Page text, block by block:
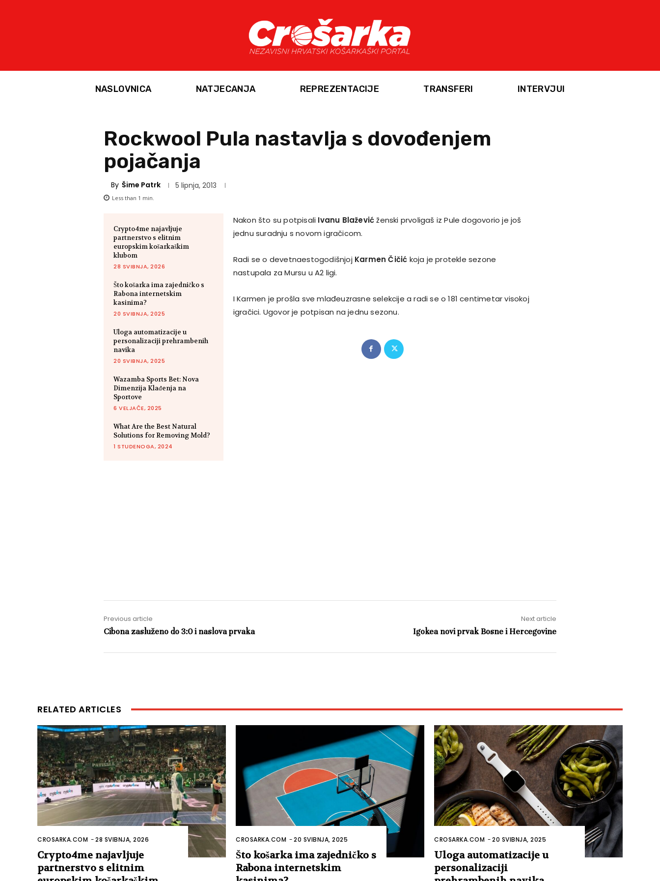
NASLOVNICA NATJECANJA REPREZENTACIJE TRANSFERI INTERVJUI
Rockwool Pula nastavlja s dovođenjem
pojačanja
By Šime Patrk 5 lipnja, 2013
Less than 1 min.
Crypto4me najavljuje
partnerstvo s elitnim
europskim košarkaškim
klubom
28 SVIBNJA, 2026
Što košarka ima zajedničko s
Rabona internetskim
kasinima?
20 SVIBNJA, 2025
Uloga automatizacije u
personalizaciji prehrambenih
navika
20 SVIBNJA, 2025
Wazamba Sports Bet: Nova
Dimenzija Klađenja na
Sportove
6 VELJAČE, 2025
What Are the Best Natural
Solutions for Removing Mold?
1 STUDENOGA, 2024
Nakon što su potpisali Ivanu Blaževićženski prvoligaš iz Pule dogovorio je još
jednu suradnju s novom igračicom.
Radi se o devetnaestogodišnjoj Karmen Čičić koja je protekle sezone
nastupala za Mursu u A2 ligi.
I Karmen je prošla sve mlađeuzrasne selekcije a radi se o 181 centimetar visokoj
igračici. Ugovor je potpisan na jednu sezonu.
Previous article
Cibona zasluženo do 3:0 i naslova prvaka
Next article
Igokea novi prvak Bosne i Hercegovine
RELATED ARTICLES
CROSARKA.COM -28 SVIBNJA, 2026
Crypto4me najavljuje
partnerstvo s elitnim
CROSARKA.COM -20 SVIBNJA, 2025
Što košarka ima zajedničko s
Rabona internetskim
CROSARKA.COM -20 SVIBNJA, 2025
Uloga automatizacije u
personalizaciji